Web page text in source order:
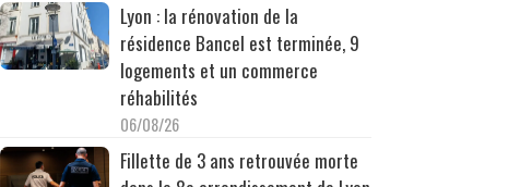
Lyon : la rénovation de la
résidence Bancel est terminée, 9
logements et un commerce
réhabilités
06/08/26
Fillette de 3 ans retrouvée morte